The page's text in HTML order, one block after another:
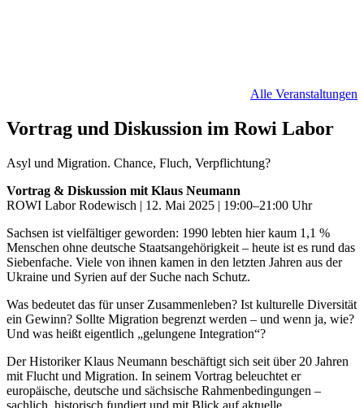
Alle Veranstaltungen
Vortrag und Diskussion im Rowi Labor
Asyl und Migration. Chance, Fluch, Verpflichtung?
Vortrag & Diskussion mit Klaus Neumann
ROWI Labor Rodewisch | 12. Mai 2025 | 19:00–21:00 Uhr
Sachsen ist vielfältiger geworden: 1990 lebten hier kaum 1,1 %
Menschen ohne deutsche Staatsangehörigkeit – heute ist es rund das
Siebenfache. Viele von ihnen kamen in den letzten Jahren aus der
Ukraine und Syrien auf der Suche nach Schutz.
Was bedeutet das für unser Zusammenleben? Ist kulturelle Diversität
ein Gewinn? Sollte Migration begrenzt werden – und wenn ja, wie?
Und was heißt eigentlich „gelungene Integration“?
Der Historiker Klaus Neumann beschäftigt sich seit über 20 Jahren
mit Flucht und Migration. In seinem Vortrag beleuchtet er
europäische, deutsche und sächsische Rahmenbedingungen –
sachlich, historisch fundiert und mit Blick auf aktuelle